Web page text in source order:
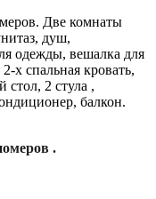
Две комнаты
душ,
одежды, вешалка для
х спальная кровать,
стол, 2 стула ,
балкон.
.